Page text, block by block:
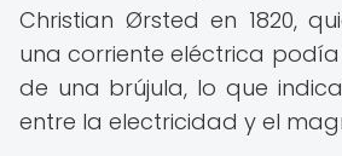
Christian Ørsted en 1820,
una corriente eléctrica
de una brújula, lo que
entre la electricidad y el